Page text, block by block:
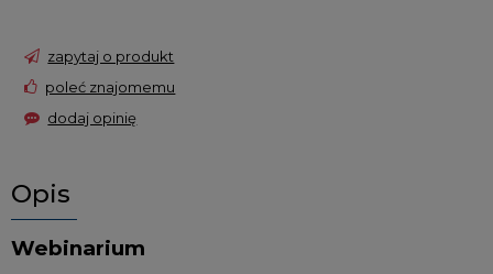
zapytaj o produkt
poleć znajomemu
dodaj opinię
Opis
Webinarium